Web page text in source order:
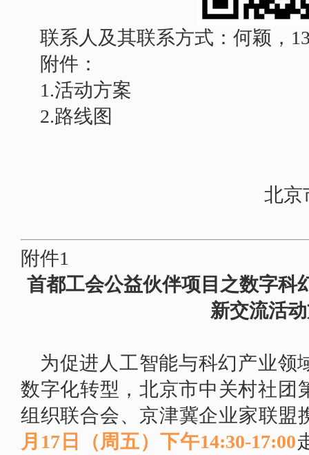
联系人及其联系方式： 何颖，
附件：
1.活动方案
2.路线图
北京
附件1
首都工会公益伙伴项目之数字科
新交流活
为促进人工智能与科幻产业领
数字化转型，北京市中关村社团
组织联合会、京津冀企业家联盟
月17日（周五）下午14:30-17:00